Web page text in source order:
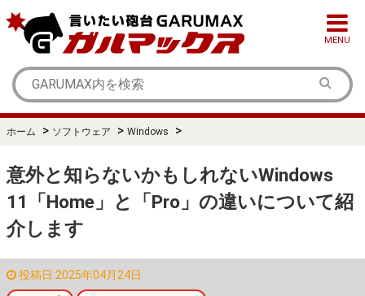
MENU
ホーム > ソフトウェア > Windows >
意外と知らないかもしれないWindows
11「Home」と「Pro」の違いについて紹
介します
投稿日:2025年04月24日